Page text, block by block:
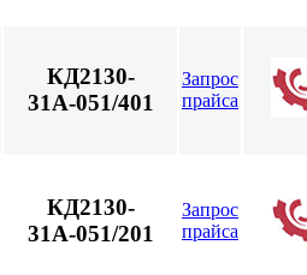
КД2130-
31А-051/401
Запрос
прайса
КД2130-
31А-051/201
Запрос
прайса